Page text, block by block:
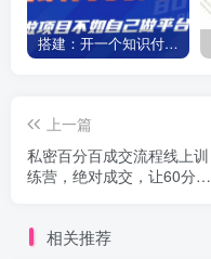
搭建：开一个知识付费资源网站，24小时全自动赚钱！
上一篇
私密百分百成交流程线上训
练营，绝对成交，让60分卖
相关推荐